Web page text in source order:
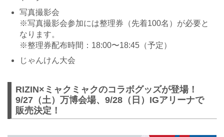
写真撮影会
※写真撮影会参加には整理券（先着100名）が必要と
なります。
※整理券配布時間：18:00〜18:45（予定）
じゃんけん大会
RIZIN×ミャクミャクのコラボグッズが登場！
9/27（土）万博会場、9/28（日）IGアリーナで
販売決定！